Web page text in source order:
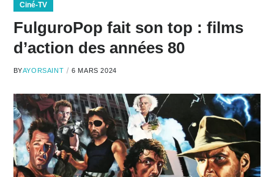
Ciné-TV
FulguroPop fait son top : films
d’action des années 80
BYAYORSAINT 6 MARS 2024